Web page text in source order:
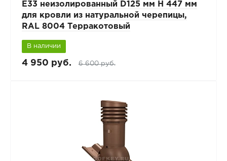
E33 неизолированный D125 мм Н 447 мм
для кровли из натуральной черепицы,
RAL 8004 Терракотовый
В наличии
4 950 руб. 6 600 руб.